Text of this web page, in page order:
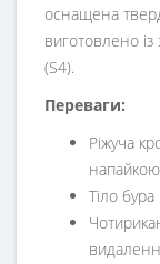
оснащена
виготовлено із
(S4).
Переваги:
Ріжуча
Тіло